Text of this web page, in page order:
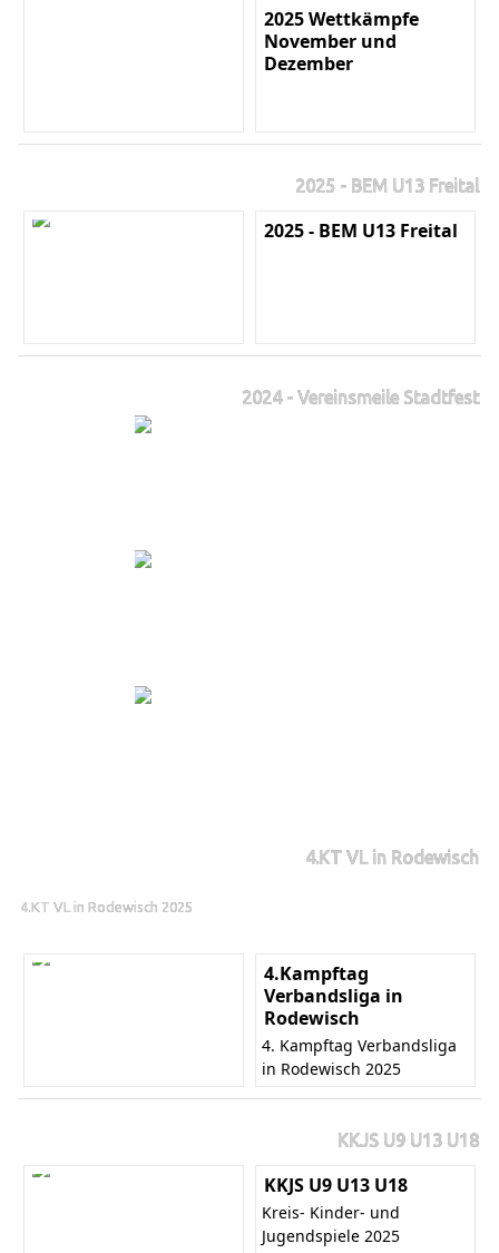
2025 Wettkämpfe
November und
Dezember
2025 - BEM U13 Freital
2025 - BEM U13 Freital
2024 - Vereinsmeile Stadtfest
4.KT VL in Rodewisch
4.KT VL in Rodewisch 2025
4.Kampftag
Verbandsliga in
Rodewisch
4. Kampftag Verbandsliga
in Rodewisch 2025
KKJS U9 U13 U18
KKJS U9 U13 U18
Kreis- Kinder- und
Jugendspiele 2025